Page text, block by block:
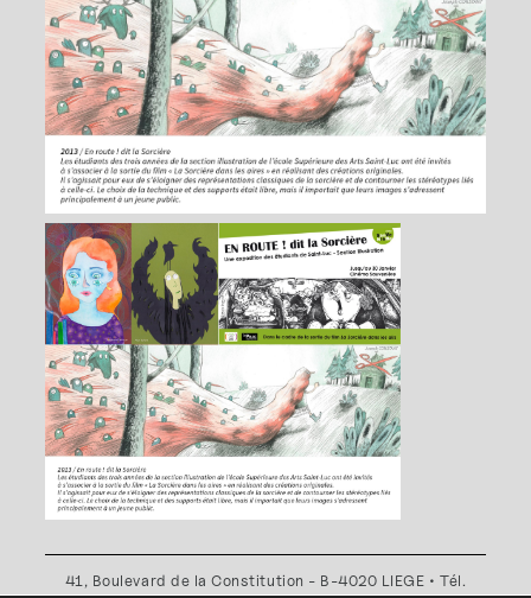
41, Boulevard de la Constitution - B-4020 LIEGE • Tél.